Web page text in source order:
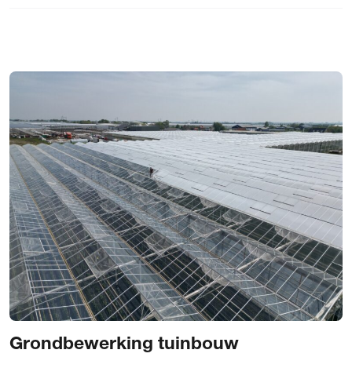
Grondbewerking tuinbouw